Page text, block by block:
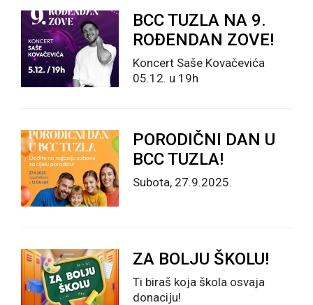
BCC TUZLA NA 9.
ROĐENDAN ZOVE!
Koncert Saše Kovačevića
05.12. u 19h
PORODIČNI DAN U
BCC TUZLA!
Subota, 27.9.2025.
ZA BOLJU ŠKOLU!
Ti biraš koja škola osvaja
donaciju!